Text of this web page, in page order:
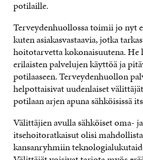
potilaille.
Terveydenhuollossa toimii jo nyt
kuten asiakasvastaavia, jotka
hoitotarvetta kokonaisuutena.
erilaisten palvelujen käyttöä ja
potilaaseen. Terveydenhuollon
helpottaisivat uudenlaiset
potilaan arjen apuna sähköisissä
Välittäjien avulla sähköiset oma- ja
itsehoitoratkaisut olisi
kansanryhmiin